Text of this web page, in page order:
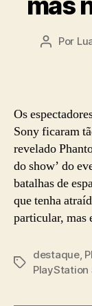
Autor
Por
Os
Sony ficaram
revelado
do show’ do
batalhas de
que tenha
particular, mas
Tags
destaque,
PlayStation